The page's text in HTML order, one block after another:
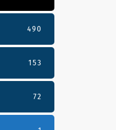
490
153
72